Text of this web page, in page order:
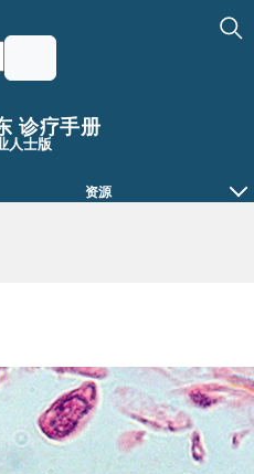
诊疗手册
人士版
资源